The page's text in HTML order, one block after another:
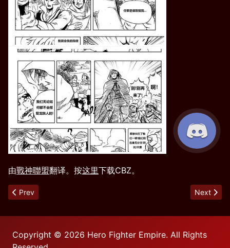
由戰神聯盟翻译。按这里下载CBZ。
Previous article: 第2章
Prev Next
Next
Copyright © 2026 Hero Fighter Empire. All Rights